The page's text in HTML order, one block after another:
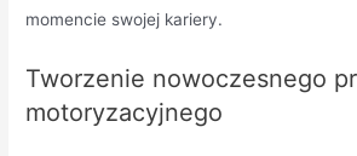
momencie swojej kariery.
Tworzenie nowoczesnego
motoryzacyjnego